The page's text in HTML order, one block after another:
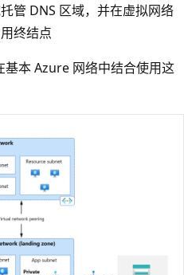
管 DNS 区域，并在虚拟网络
终结点
本 Azure 网络中结合使用这